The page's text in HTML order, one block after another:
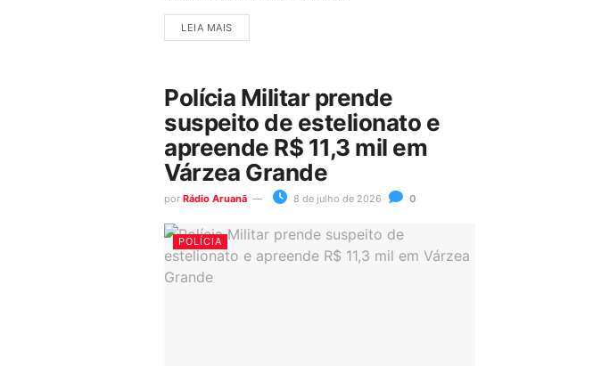
LEIA MAIS
Polícia Militar prende
suspeito de estelionato e
apreende R$ 11,3 mil em
Várzea Grande
por Rádio Aruanã 8 de julho de 2026 0
POLÍCIA